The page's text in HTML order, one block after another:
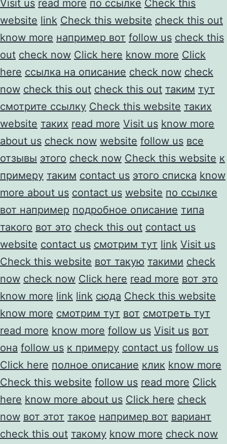
Visit us read more по ссылке Check this
website link Check this website check this out
know more например вот follow us check this
out check now Click here know more Click
here ссылка на описание check now check
now check this out check this out таким тут
смотрите ссылку Check this website таких
website таких read more Visit us know more
about us check now website follow us все
отзывы этого check now Check this website к
примеру таким contact us этого списка know
more about us contact us website по ссылке
вот например подробное описание типа
такого вот это check this out contact us
website contact us смотрим тут link Visit us
Check this website вот такую такими check
now check now Click here read more вот это
know more link link сюда Check this website
know more смотрим тут вот смотреть тут
read more know more follow us Visit us вот
она follow us к примеру contact us follow us
Click here полное описание клик know more
Check this website follow us read more Click
here know more about us Click here check
now вот этот такое например вот вариант
check this out такому know more check now